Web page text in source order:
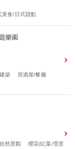
美食/日式甜點
樂園
築
居酒屋/餐廳
自然景觀
櫻花/紅葉/雪景